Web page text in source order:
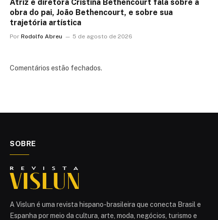
Atriz e diretora Cristina Bethencourt fala sobre a
obra do pai, João Bethencourt, e sobre sua
trajetória artística
Por Rodolfo Abreu 5 de agosto de 2026
Comentários estão fechados.
SOBRE
A Vislun é uma revista hispano-brasileira que conecta Brasil e
Espanha por meio da cultura, arte, moda, negócios, turismo e